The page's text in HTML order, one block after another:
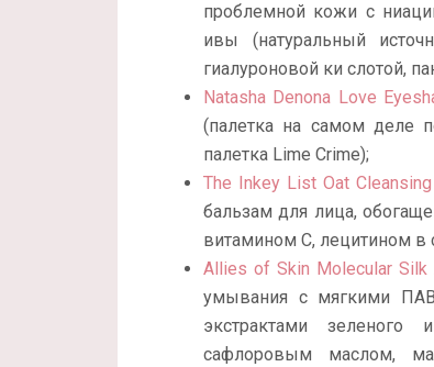
проблемной кожи с
ивы (натуральный
гиалуроновой ки слотой,
Natasha Denona Love
(палетка на самом деле
палетка Lime Crime);
The Inkey List Oat
бальзам для лица,
витамином С, лецитином в
Allies of Skin Molecular Silk
умывания с мягкими
экстрактами зеленого
сафлоровым маслом,